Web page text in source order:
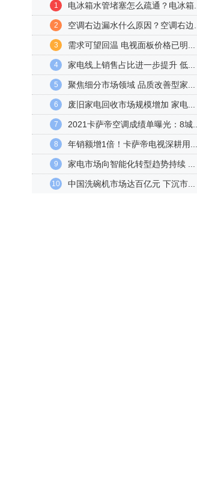
1 电冰箱水管堵塞怎么疏通？电冰箱...
2 空调右边漏水什么原因？空调右边...
3 需求可望回温 电视面板价格已明...
4 家电线上销售占比进一步提升 低...
5 聚焦细分市场领域 品质改善型家...
6 废旧家电回收市场规模增加 家电...
7 2021卡萨帝空调成绩单曝光：8城...
8 年销额增1倍！卡萨帝电视深耕用...
9 家电市场向智能化转型趋势持续 ...
10 中国洗碗机市场达百亿元 下沉市...